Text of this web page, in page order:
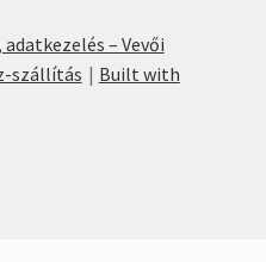
– Vevői
szállítás
Built with